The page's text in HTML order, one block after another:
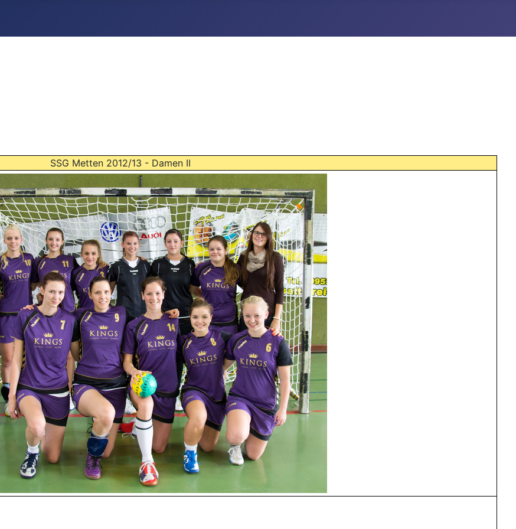
SSG Metten 2012/13 - Damen II